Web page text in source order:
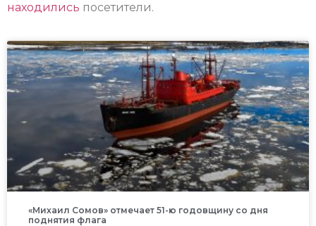
находились посетители.
«Михаил Сомов» отмечает 51-ю годовщину со дня
поднятия флага